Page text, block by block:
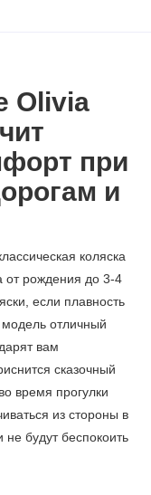
Olivia
при
и
коляска
от рождения до 3-4
если плавность
отличный
вам
сказочный
время прогулки
из стороны в
не будут беспокоить